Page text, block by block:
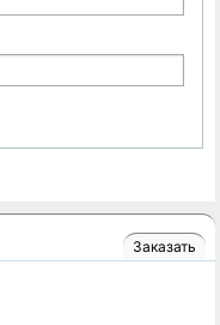
Заказать